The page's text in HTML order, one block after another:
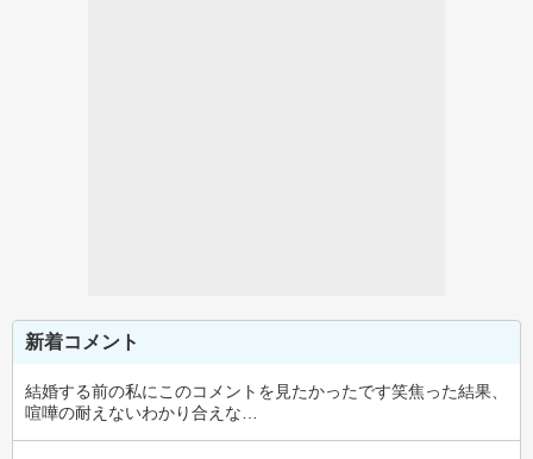
新着コメント
結婚する前の私にこのコメントを見たかったです笑焦った結果、
喧嘩の耐えないわかり合えな…